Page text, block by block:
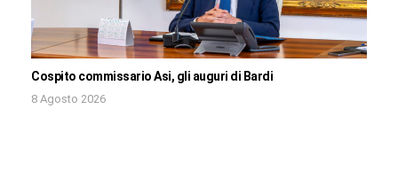
Cospito commissario Asi, gli auguri di Bardi
8 Agosto 2026